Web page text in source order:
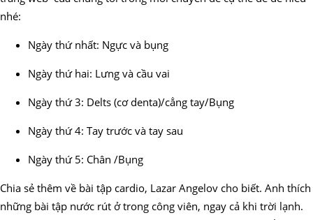
nhé:
Ngày thứ nhất: Ngực và bụng
Ngày thứ hai: Lưng và cầu vai
Ngày thứ 3: Delts (cơ denta)/cẳng tay/Bụng
Ngày thứ 4: Tay trước và tay sau
Ngày thứ 5: Chân /Bụng
Chia sẻ thêm về bài tập cardio, Lazar Angelov cho biết. Anh thích
những bài tập nước rút ở trong công viên, ngay cả khi trời lạnh.